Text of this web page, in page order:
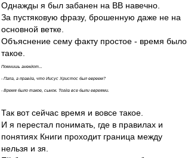
Однажды я был забанен на ВВ навечно.
За пустяковую фразу, брошенную даже не на
основной ветке.
Объяснение сему факту простое - время было
такое.
Помнишь анекдот...
- Папа, а правда, что Иисус Христос был евреем?
- Время было такое, сынок. Тогда все были евреями.
Так вот сейчас время и вовсе такое.
И я перестал понимать, где в правилах и
понятиях Книги проходит граница между
нельзя и зя.